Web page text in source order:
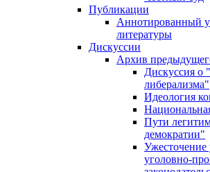
Публикации
Аннотированный
литературы
Дискуссии
Архив
Дискуссия о
либерализма"
Идеология
Пути
демократии"
Ужесточение
уголовно-